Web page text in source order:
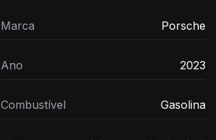
Marca Porsche
Ano 2023
Combustível Gasolina